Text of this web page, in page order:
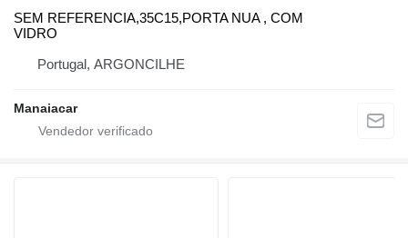
SEM REFERENCIA,35C15,PORTA NUA , COM
VIDRO
Portugal, ARGONCILHE
Manaiacar